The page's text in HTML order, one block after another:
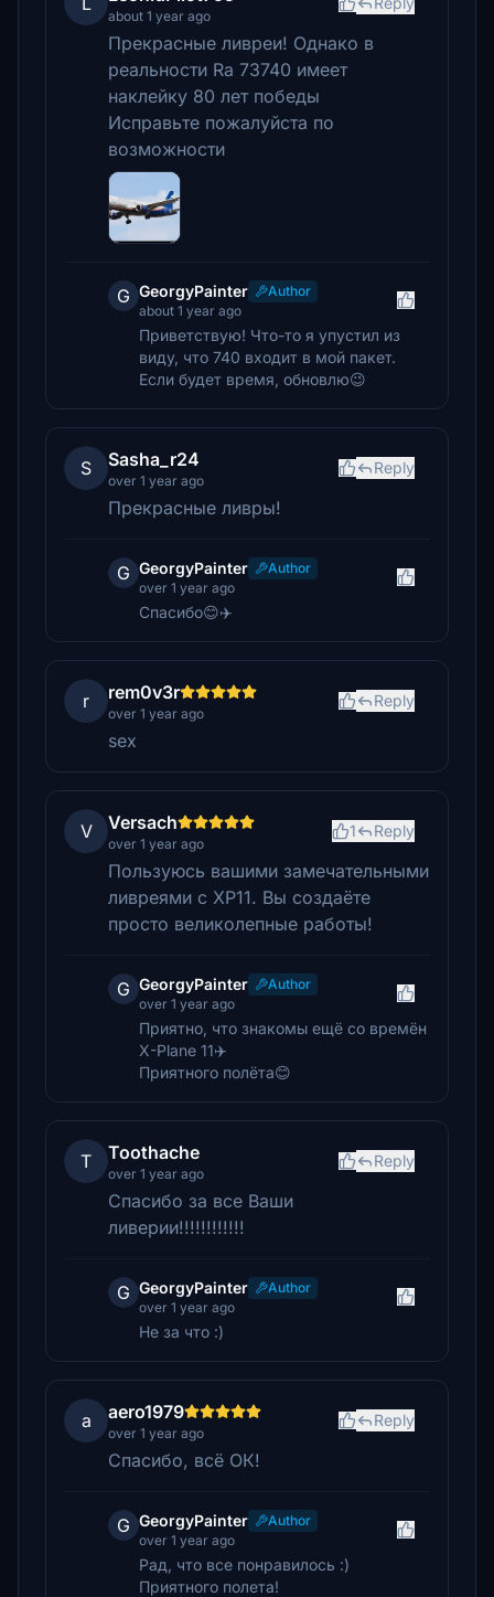
about 1 year ago
Прекрасные ливреи! Однако в
реальности Ra 73740 имеет
наклейку 80 лет победы
Исправьте пожалуйста по
возможности
G GeorgyPainter
Author
about 1 year ago
Приветствую! Что-то я упустил из
виду, что 740 входит в мой пакет.
Если будет время, обновлю😉
S Sasha_r24
over 1 year ago
Reply
Прекрасные ливры!
G GeorgyPainter
Author
over 1 year ago
Спасибо😊✈️
r rem0v3r
over 1 year ago
Reply
sex
V Versach
over 1 year ago
1 Reply
Пользуюсь вашими замечательными
ливреями с XP11. Вы создаёте
просто великолепные работы!
G GeorgyPainter
Author
over 1 year ago
Приятно, что знакомы ещё со времён
X-Plane 11✈️
Приятного полёта😊
T Toothache
over 1 year ago
Reply
Спасибо за все Ваши
ливерии!!!!!!!!!!!!
G GeorgyPainter
Author
over 1 year ago
Не за что :)
a aero1979
over 1 year ago
Reply
Спасибо, всё ОК!
G GeorgyPainter
Author
over 1 year ago
Рад, что все понравилось :)
Приятного полета!